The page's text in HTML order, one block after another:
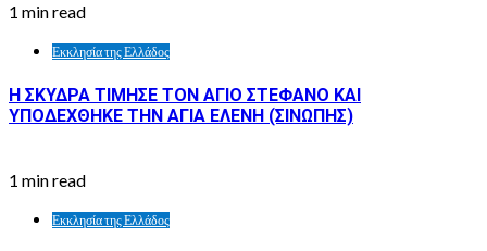
1 min read
Εκκλησία της Ελλάδος
Η ΣΚΥΔΡΑ ΤΙΜΗΣΕ ΤΟΝ ΑΓΙΟ ΣΤΕΦΑΝΟ ΚΑΙ
ΥΠΟΔΕΧΘΗΚΕ ΤΗΝ ΑΓΙΑ ΕΛΕΝΗ (ΣΙΝΩΠΗΣ)
1 min read
Εκκλησία της Ελλάδος